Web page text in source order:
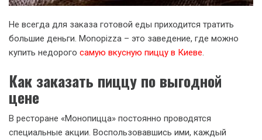
Не всегда для заказа готовой еды приходится тратить
большие деньги. Monopizza – это заведение, где можно
купить недорого самую вкусную пиццу в Киеве.
Как заказать пиццу по выгодной
цене
В ресторане «Монопицца» постоянно проводятся
специальные акции. Воспользовавшись ими, каждый